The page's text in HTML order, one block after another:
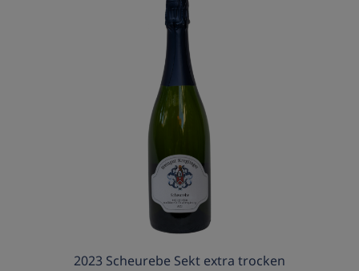
Detailansicht
2023 Scheurebe Sekt extra trocken